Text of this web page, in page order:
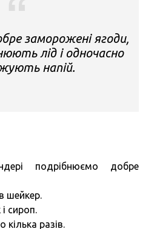
заморожені ягоди,
лід і одночасно
напій.
подрібнюємо добре
шейкер.
сироп.
кілька разів.